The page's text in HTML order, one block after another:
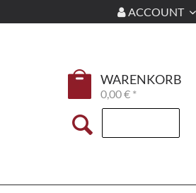
ACCOUNT
WARENKORB
0,00 € *